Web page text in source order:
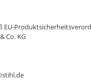
EU-
Co. KG